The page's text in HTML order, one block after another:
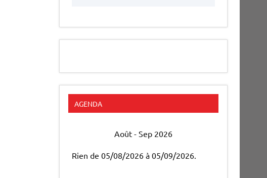
AGENDA
Août - Sep 2026
Rien de 05/08/2026 à 05/09/2026.